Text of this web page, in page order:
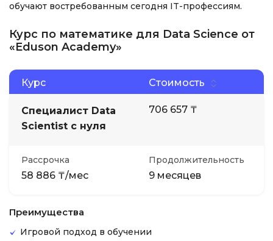
обучают востребованным сегодня IT-профессиям.
Курс по математике для Data Science от
«Eduson Academy»
Курс Стоимость
Специалист Data
Scientist с нуля
706 657 ₸
Рассрочка
58 886 ₸/мес
Продолжительность
9 месяцев
Преимущества
Игровой подход в обучении